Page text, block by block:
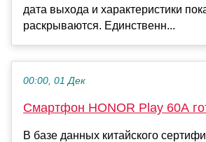
дата выхода и характеристики
раскрываются. Единственн...
00:00, 01 Дек
Смартфон HONOR Play 60A
В базе данных китайского